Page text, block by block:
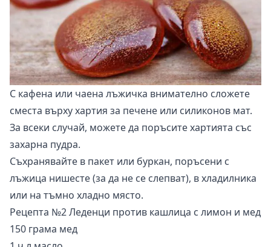
С кафена или чаена лъжичка внимателно сложете
сместа върху хартия за печене или силиконов мат.
За всеки случай, можете да поръсите хартията със
захарна пудра.
Съхранявайте в пакет или буркан, поръсени с
лъжица нишесте (за да не се слепват), в хладилника
или на тъмно хладно място.
Рецепта №2 Леденци против кашлица с лимон и мед
150 грама мед